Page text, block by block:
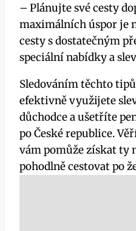
– Plánujte své cesty
maximálních úspor je
cesty s dostatečným
speciální nabídky a
Sledováním těchto
efektivně využijete
důchodce a ušetříte
po České republice.
vám pomůže získat ty
pohodlně cestovat po